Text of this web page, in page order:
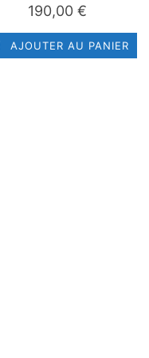
190,00 €
AJOUTER AU PANIER